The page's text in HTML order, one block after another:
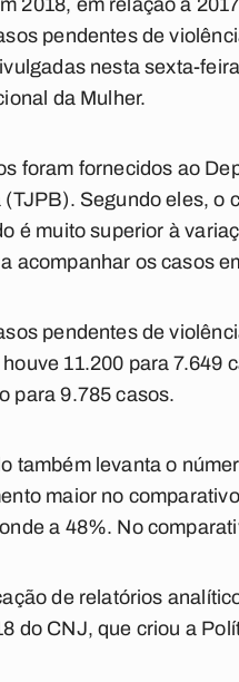
2018, em relação a
pendentes de
nesta sexta-
da Mulher.
foram fornecidos ao
(TJPB). Segundo eles, o
é muito superior à
acompanhar os casos
pendentes de
11.200 para 7.649
para 9.785 casos.
também levanta o
maior no
a 48%. No
de relatórios
do CNJ, que criou a